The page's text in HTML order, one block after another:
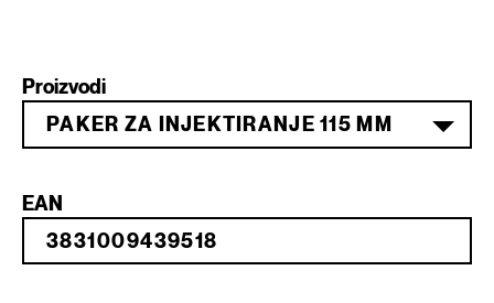
Proizvodi
PAKER ZA INJEKTIRANJE 115 MM
EAN